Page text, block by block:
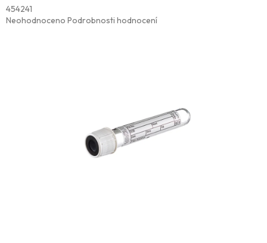
454241
Průměrné
Neohodnoceno Podrobnosti hodnocení